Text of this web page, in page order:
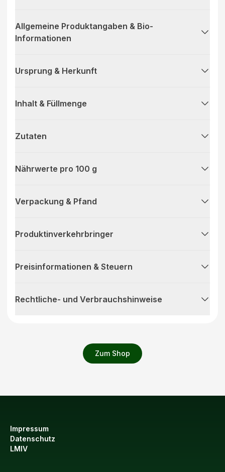
Zum Shop
Allgemeine Produktangaben & Bio-
Informationen
Ursprung & Herkunft
Inhalt & Füllmenge
Zutaten
Nährwerte pro 100 g
Verpackung & Pfand
Produktinverkehrbringer
Preisinformationen & Steuern
Rechtliche- und Verbrauchshinweise
Impressum
Datenschutz
LMIV